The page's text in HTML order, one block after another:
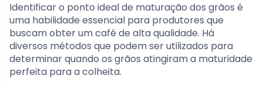
Identificar o ponto ideal de maturação dos grãos é
uma habilidade essencial para produtores que
buscam obter um café de alta qualidade. Há
diversos métodos que podem ser utilizados para
determinar quando os grãos atingiram a maturidade
perfeita para a colheita.